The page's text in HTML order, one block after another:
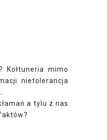
Kołtuneria mimo
nietolerancja
a tylu z nas